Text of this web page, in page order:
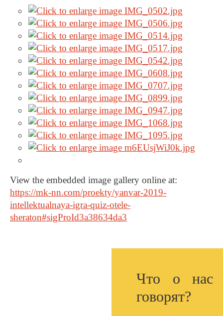
View the embedded image gallery online at:
https://mk-nn.com/proekty/yanvar-2019-
intellektualnaya-igra-quiz-otele-
sheraton#sigProId3a38634da3
Что о нас
говорят?